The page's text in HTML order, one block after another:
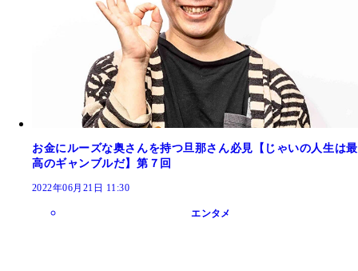
お金にルーズな奥さんを持つ旦那さん必見【じゃいの人生は最
高のギャンブルだ】第７回
2022年06月21日 11:30
エンタメ